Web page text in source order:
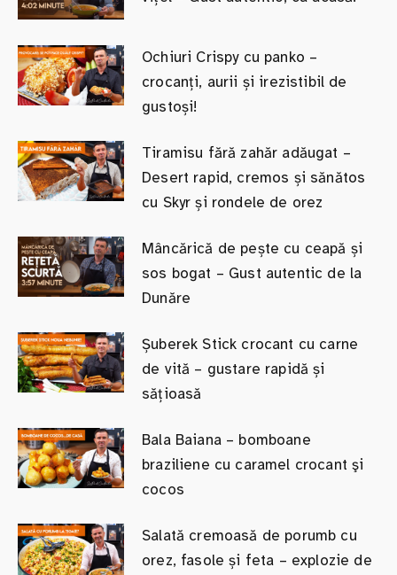
Ochiuri Crispy cu panko –
crocanți, aurii și irezistibil de
gustoși!
Tiramisu fără zahăr adăugat –
Desert rapid, cremos și sănătos
cu Skyr și rondele de orez
Mâncărică de pește cu ceapă și
sos bogat – Gust autentic de la
Dunăre
Șuberek Stick crocant cu carne
de vită – gustare rapidă și
sățioasă
Bala Baiana – bomboane
braziliene cu caramel crocant şi
cocos
Salată cremoasă de porumb cu
orez, fasole și feta – explozie de